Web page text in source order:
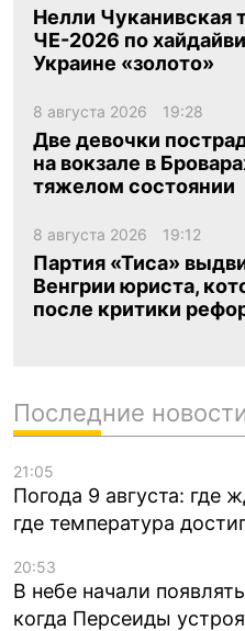
Нелли Чуканивская
ЧЕ-2026 по
Украине «золото»
8 августа 2026 19:28
Две девочки
на вокзале в
тяжелом состоянии
8 августа 2026 19:12
Партия «Тиса»
Венгрии юриста,
после критики
Последние
21:05
Погода 9 августа: где
где температура
20:53
В небе начали
когда Персеиды